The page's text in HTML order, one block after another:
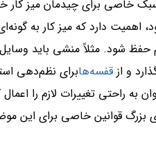
خاصی برای چیدمان میز کار
اهمیت دارد که میز کار به
حفظ شود. مثلاً منشی باید
و از قفسه‌هابرای نظم‌دهی
به راحتی تغییرات لازم را
بزرگ قوانین خاصی برای این